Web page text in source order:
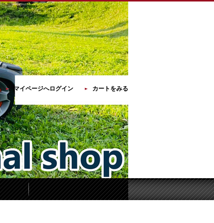
マイページへログイン カートをみる